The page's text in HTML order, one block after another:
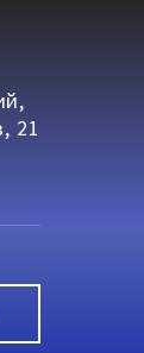
21